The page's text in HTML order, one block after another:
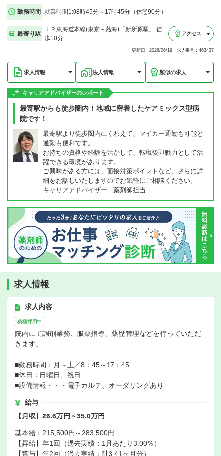
勤務時間 就業時間1:08時45分～17時45分（休憩90分）
最寄り駅
ＪＲ東海道本線(東京－熱海)「新所原駅」 徒
歩10分
アクセス
更新日：2026/06/19 求人番号：463437
求人情報 法人情報 類似の求人
キャリアアドバイザーのレポート
最寄駅からも徒歩圏内！地域に密着したケアミックス型病
院です！
最寄駅より徒歩圏内にくわえて、マイカー通勤も可能と
通勤も便利です。
お持ちの資格や経験を活かして、転職後即戦力として活
躍できる環境があります。
ご興味がある方には、面接対策ポイントなど、さらに詳
細をお話しいたしますのでお気軽にご相談ください。
キャリアアドバイザー 薬剤師担当
求人情報
求人内容
積極採用中
院内にて調剤業務、服薬指導、薬歴管理などを行っていただ
きます。
■勤務時間：月～土／8：45～17：45
■休日：日曜日、祝日
■設備情報・・・電子カルテ、オーダリングあり
給与
【月収】26.6万円～35.0万円
基本給：215,500円～283,500円
【昇給】年1回（過去実績：1月あたり3.00％）
【賞与】年2回（過去実績：計3.41ヶ月分）